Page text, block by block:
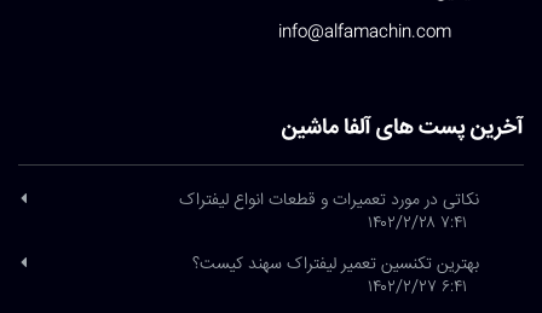
info@alfamachin.com
آخرین پست های آلفا ماشین
نکاتی در مورد تعمیرات و قطعات انواع لیفتراک
۷:۴۱ ۱۴۰۲/۲/۲۸
بهترین تکنسین تعمیر لیفتراک سهند کیست؟
۶:۴۱ ۱۴۰۲/۲/۲۷